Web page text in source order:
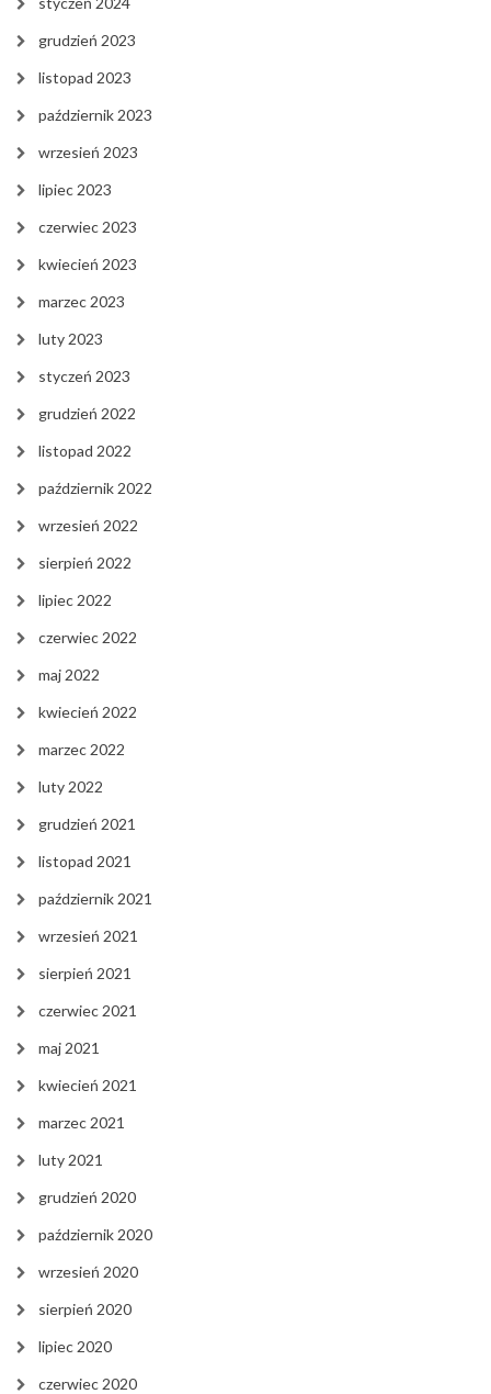
grudzień 2023
listopad 2023
październik 2023
wrzesień 2023
lipiec 2023
czerwiec 2023
kwiecień 2023
marzec 2023
luty 2023
styczeń 2023
grudzień 2022
listopad 2022
październik 2022
wrzesień 2022
sierpień 2022
lipiec 2022
czerwiec 2022
maj 2022
kwiecień 2022
marzec 2022
luty 2022
grudzień 2021
listopad 2021
październik 2021
wrzesień 2021
sierpień 2021
czerwiec 2021
maj 2021
kwiecień 2021
marzec 2021
luty 2021
grudzień 2020
październik 2020
wrzesień 2020
sierpień 2020
lipiec 2020
czerwiec 2020